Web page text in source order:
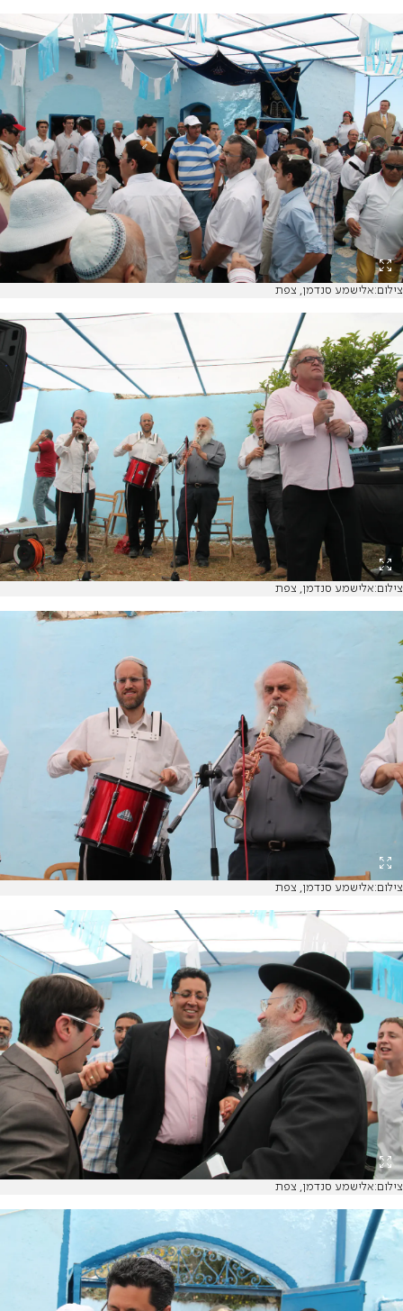
צילום:אלישמע סנדמן, צפת
צילום:אלישמע סנדמן, צפת
צילום:אלישמע סנדמן, צפת
צילום:אלישמע סנדמן, צפת